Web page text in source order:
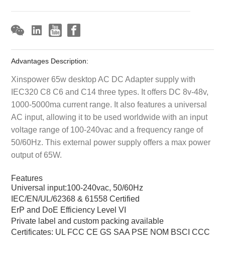
Advantages Description:
Xinspower 65w desktop AC DC Adapter supply with
IEC320 C8 C6 and C14 three types. It offers DC 8v-48v,
1000-5000ma current range. It also features a universal
AC input, allowing it to be used worldwide with an input
voltage range of 100-240vac and a frequency range of
50/60Hz. This external power supply offers a max power
output of 65W.
Features
Universal input:100-240vac, 50/60Hz
IEC/EN/UL/62368 & 61558 Certified
ErP and DoE Efficiency Level VI
Private label and custom packing available
Certificates: UL FCC CE GS SAA PSE NOM BSCI CCC